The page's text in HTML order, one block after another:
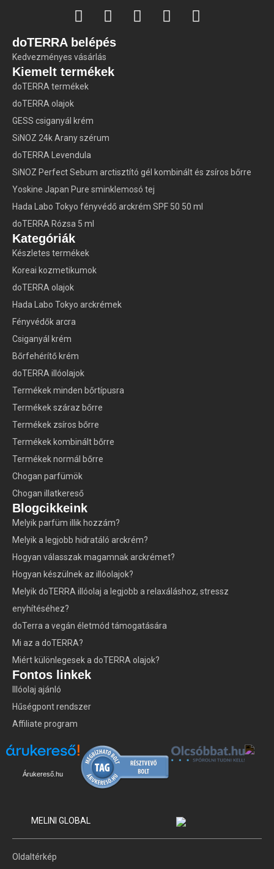
doTERRA belépés
Kedvezményes vásárlás
Kiemelt termékek
doTERRA termékek
doTERRA olajok
GESS csiganyál krém
SiNOZ 24k Arany szérum
doTERRA Levendula
SiNOZ Perfect Sebum arctisztító gél kombinált és zsíros bőrre
Yoskine Japan Pure sminklemosó tej
Hada Labo Tokyo fényvédő arckrém SPF 50 50 ml
doTERRA Rózsa 5 ml
Kategóriák
Készletes termékek
Koreai kozmetikumok
doTERRA olajok
Hada Labo Tokyo arckrémek
Fényvédők arcra
Csiganyál krém
Bőrfehérítő krém
doTERRA illóolajok
Termékek minden bőrtípusra
Termékek száraz bőrre
Termékek zsíros bőrre
Termékek kombinált bőrre
Termékek normál bőrre
Chogan parfümök
Chogan illatkereső
Blogcikkeink
Melyik parfüm illik hozzám?
Melyik a legjobb hidratáló arckrém?
Hogyan válasszak magamnak arckrémet?
Hogyan készülnek az illóolajok?
Melyik doTERRA illóolaj a legjobb a relaxáláshoz, stressz
enyhítéséhez?
doTerra a vegán életmód támogatására
Mi az a doTERRA?
Miért különlegesek a doTERRA olajok?
Fontos linkek
Illóolaj ajánló
Hűségpont rendszer
Affiliate program
Árukereső.hu
MELINI GLOBAL
Oldaltérkép